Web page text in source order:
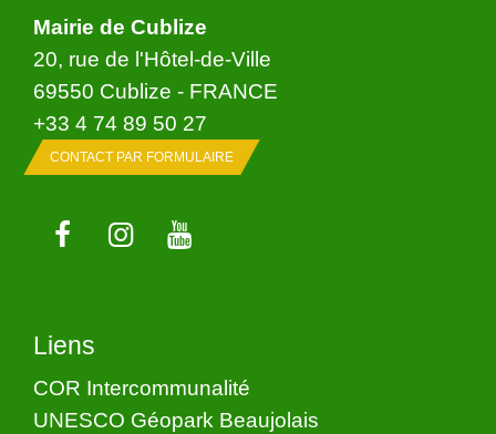
Mairie de Cublize
20, rue de l'Hôtel-de-Ville
69550 Cublize - FRANCE
+33 4 74 89 50 27
CONTACT PAR FORMULAIRE
Liens
COR Intercommunalité
UNESCO Géopark Beaujolais